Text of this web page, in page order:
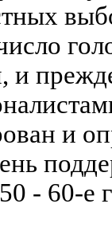
и
и
- 60-е